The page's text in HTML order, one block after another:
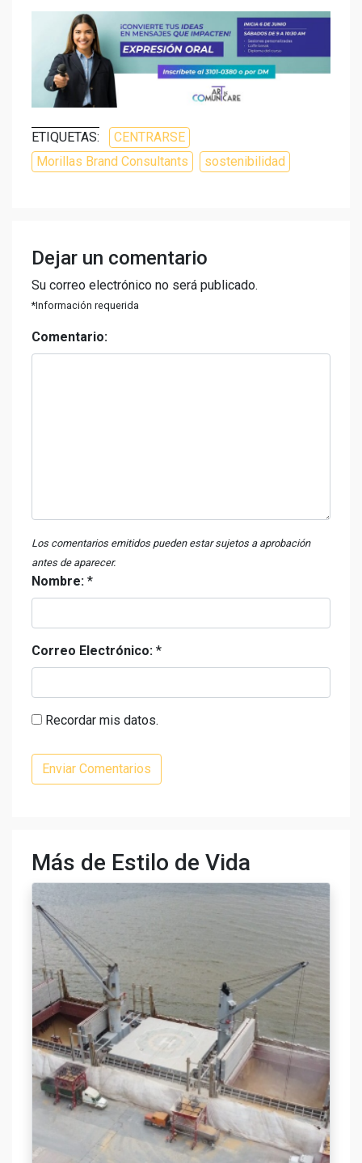
ETIQUETAS:
CENTRARSE
Morillas Brand Consultants
sostenibilidad
Dejar un comentario
Su correo electrónico no será publicado.
*Información requerida
Comentario:
Los comentarios emitidos pueden estar sujetos a aprobación
antes de aparecer.
Nombre: *
Correo Electrónico: *
Recordar mis datos.
Más de Estilo de Vida